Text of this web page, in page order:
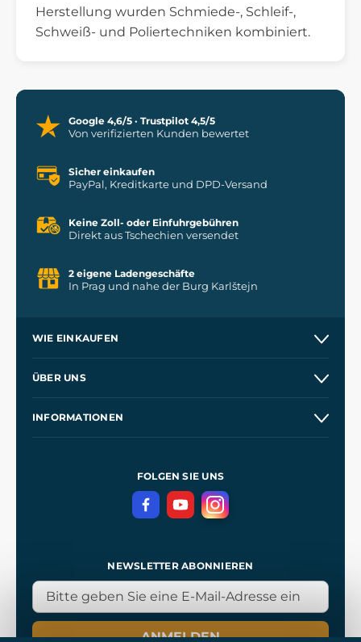
Herstellung wurden Schmiede-, Schleif-,
Schweiß- und Poliertechniken kombiniert.
Google 4,6/5 · Trustpilot 4,5/5
Von verifizierten Kunden bewertet
Sicher einkaufen
PayPal, Kreditkarte und DPD-Versand
Keine Zoll- oder Einfuhrgebühren
Direkt aus Tschechien versendet
2 eigene Ladengeschäfte
In Prag und nahe der Burg Karlštejn
WIE EINKAUFEN
Kontakt
ÜBER UNS
INFORMATIONEN
DatenschutzerklärungFOLGEN SIE UNS
NEWSLETTER ABONNIEREN
ANMELDEN